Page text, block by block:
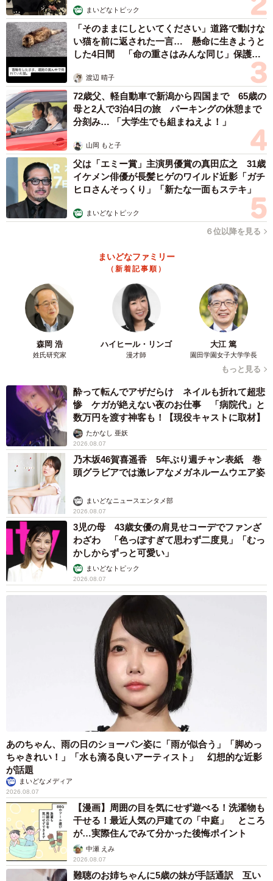
ここらで打たんとワテ泣くで【おいよ～】
とびきりデラいの持って来い【ここや～】
おもクソ ゴツいの 持って来い【ここや～】
◇ ◇
【ファンのコメント】
・応援歌がカッコよくなっていく中、 曲名の｢河内のオッサ
ン｣という名称も含め 泥臭さが交じっているからです！
（10代男性）
・河内弁がイカつい…、のを大声で歌えるのが楽しい。
・振り付けもあって、程よくアカペラもあって、シャウト
【３位】「タオル」（50票） 近鉄時代から続く
タオルを使った応援歌
オリックスのチャンステーマといえばこの印象が強い他
球団ファンも多いかもしれない。近鉄時代から続く、タオ
スを踊り、一体となって盛り上がる。
◇ ◇
♪勢いだつなげ続け ヤマを張り一か八か
そこだ打て手を出せ バット振ったらボールは飛ぶ
◇ ◇
【ファンのコメント】
・老若男女、みんなで楽しく、歌いながら、タオルを使っ
たダンス感覚で応援できるから。華やか（60代女性）
・カッコよさの中に楽しげな感じもあり、チャンスにぴっ
・テレビカメラが必ずスタンドを抜いてくれる。見る人も
する人も応援を最も楽しめるチャンステーマだと思うので
【４位】「丑王」（48票） ３番まである長編応
援歌
2019年に発表された、３番まである長編応援歌。使われ
始めた当初は、歌詞を覚えようと紙やスマホを片手に応援
するファンの姿が目立った。「天を仰ぎ拳を突き上げ 誇
り高き伝説（Magician）を想う」で故・仰木彬監督を表現
するなど、過去の応援歌のフレーズや球団の歴史を歌詞全
体にちりばめている。
まいどなトピック
「そのままにしといてください」道路で動けな
い猫を前に返された一言… 懸命に生きようと
した4日間 「命の重さはみんな同じ」保護団
渡辺 晴子
72歳父、軽自動車で新潟から四国まで 65歳の
母と2人で3泊4日の旅 パーキングの休憩まで
分刻み… 「大学生でも組まねえよ！」
山岡 もと子
父は「エミー賞」主演男優賞の真田広之 31歳
イケメン俳優が長髪ヒゲのワイルド近影「ガチ
ヒロさんそっくり」「新たな一面もステキ」
まいどなトピック
６位以降を見る
まいどなファミリー
（新着記事順）
森岡 浩
姓氏研究家
ハイヒール・リンゴ
漫才師
大江 篤
園田学園女子大学学長
もっと見る
酔って転んでアザだらけ ネイルも折れて超悲
惨 ケガが絶えない夜のお仕事 「病院代」と
数万円を渡す神客も！【現役キャストに取材】
たかなし 亜妖
2026.08.07
乃木坂46賀喜遥香 5年ぶり週チャン表紙 巻
頭グラビアでは激レアなメガネルームウエア姿
まいどなニュースエンタメ部
2026.08.07
3児の母 43歳女優の肩見せコーデでファンざ
わざわ 「色っぽすぎて思わず二度見」「むっ
かしからずっと可愛い」
まいどなトピック
2026.08.07
あのちゃん、雨の日のショーパン姿に「雨が似合う」「脚めっ
ちゃきれい！」「水も滴る良いアーティスト」 幻想的な近影
が話題
まいどなメディア
2026.08.07
【漫画】周囲の目を気にせず遊べる！洗濯物も
干せる！最近人気の戸建ての「中庭」 ところ
が…実際住んでみて分かった後悔ポイント
中瀬 えみ
2026.08.07
難聴のお姉ちゃんに5歳の妹が手話通訳 互い